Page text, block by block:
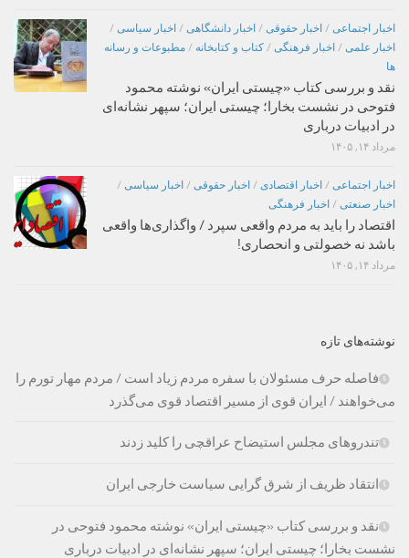
اخبار اجتماعی / اخبار حقوقی / اخبار دانشگاهی / اخبار سیاسی /
اخبار علمی / اخبار فرهنگی / کتاب و کتابخانه / مطبوعات و رسانه
ها
نقد و بررسی کتاب «چیستی ایران» نوشته محمود
فتوحی در نشست بخارا؛ چیستی ایران؛ سپهر نشانه‌ای
در ادبیات درباری
مرداد ۱۴, ۱۴۰۵
اخبار اجتماعی / اخبار اقتصادی / اخبار حقوقی / اخبار سیاسی /
اخبار صنعتی / اخبار فرهنگی
اقتصاد را باید به مردم واقعی سپرد / واگذاری‌ها واقعی
باشد نه خصولتی و انحصاری!
مرداد ۱۴, ۱۴۰۵
نوشته‌های تازه
فاصله حرف مسئولان با سفره مردم زیاد است / مردم مهار تورم را
می‌خواهند / ایران قوی از مسیر اقتصاد قوی می‌گذرد
تندروهای مجلس استیضاح عراقچی را کلید زدند
انتقاد ظریف از شرق گرایی سیاست خارجی ایران
نقد و بررسی کتاب «چیستی ایران» نوشته محمود فتوحی در
نشست بخارا؛ چیستی ایران؛ سپهر نشانه‌ای در ادبیات درباری